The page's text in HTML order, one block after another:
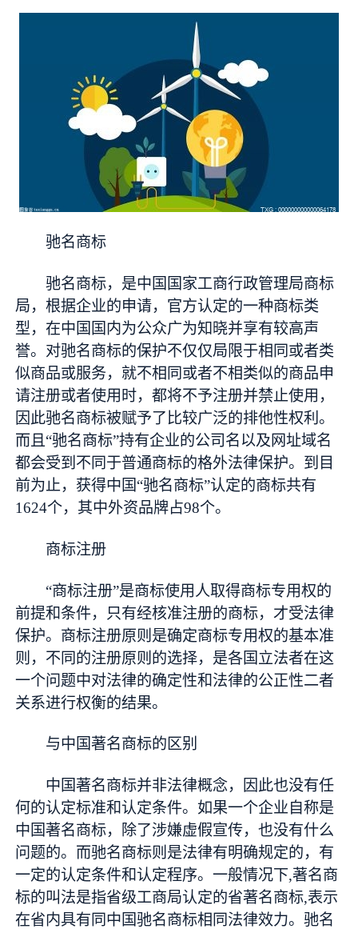
驰名商标
驰名商标，是中国国家工商行政管理局商标
局，根据企业的申请，官方认定的一种商标类
型，在中国国内为公众广为知晓并享有较高声
誉。对驰名商标的保护不仅仅局限于相同或者类
似商品或服务，就不相同或者不相类似的商品申
请注册或者使用时，都将不予注册并禁止使用，
因此驰名商标被赋予了比较广泛的排他性权利。
而且“驰名商标”持有企业的公司名以及网址域名
都会受到不同于普通商标的格外法律保护。到目
前为止，获得中国“驰名商标”认定的商标共有
1624个，其中外资品牌占98个。
商标注册
“商标注册”是商标使用人取得商标专用权的
前提和条件，只有经核准注册的商标，才受法律
保护。商标注册原则是确定商标专用权的基本准
则，不同的注册原则的选择，是各国立法者在这
一个问题中对法律的确定性和法律的公正性二者
关系进行权衡的结果。
与中国著名商标的区别
中国著名商标并非法律概念，因此也没有任
何的认定标准和认定条件。如果一个企业自称是
中国著名商标，除了涉嫌虚假宣传，也没有什么
问题的。而驰名商标则是法律有明确规定的，有
一定的认定条件和认定程序。一般情况下,著名商
标的叫法是指省级工商局认定的省著名商标,表示
在省内具有同中国驰名商标相同法律效力。驰名